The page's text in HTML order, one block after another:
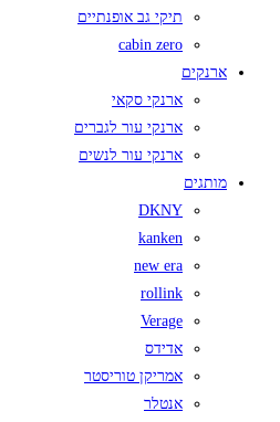
תיקי גב אופנתיים
cabin zero
ארנקים
ארנקי סקאי
ארנקי עור לגברים
ארנקי עור לנשים
מותגים
DKNY
kanken
new era
rollink
Verage
אדידס
אמריקן טוריסטר
אנטלר